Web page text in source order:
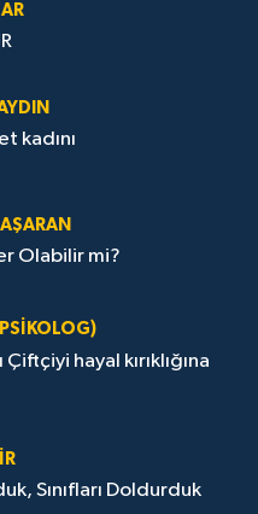
kadını
Olabilir mi?
hayal kırıklığına
Sınıfları Doldurduk